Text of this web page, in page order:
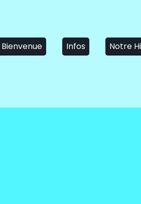
Bienvenue Infos Notre